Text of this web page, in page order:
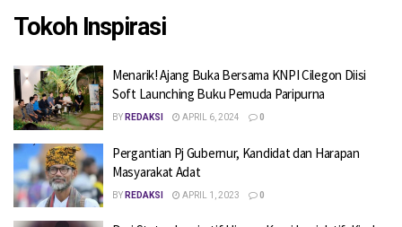
Tokoh Inspirasi
Menarik! Ajang Buka Bersama KNPI Cilegon Diisi
Soft Launching Buku Pemuda Paripurna
BY REDAKSI APRIL 6, 2024 0
Pergantian Pj Gubernur, Kandidat dan Harapan
Masyarakat Adat
BY REDAKSI APRIL 1, 2023 0